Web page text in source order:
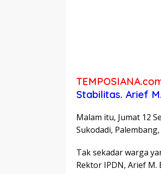
Stabilitas. Arief
Malam itu, Jumat 12
Sukodadi,
Tak sekadar warga
Rektor IPDN, Arief M.